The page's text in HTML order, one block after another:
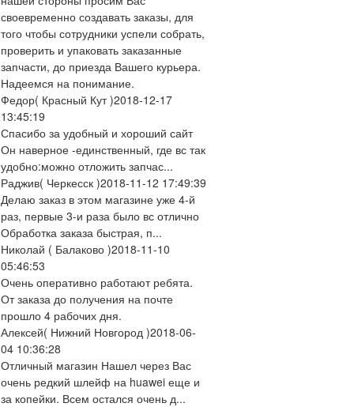
своевременно создавать заказы, для
того чтобы сотрудники успели собрать,
проверить и упаковать заказанные
запчасти, до приезда Вашего курьера.
Надеемся на понимание.
Федор( Красный Кут )2018-12-17
13:45:19
Спасибо за удобный и хороший сайт
Он наверное -единственный, где вс так
удобно:можно отложить запчас...
Раджив( Черкесск )2018-11-12 17:49:39
Делаю заказ в этом магазине уже 4-й
раз, первые 3-и раза было вс отлично
Обработка заказа быстрая, п...
Николай ( Балаково )2018-11-10
05:46:53
Очень оперативно работают ребята.
От заказа до получения на почте
прошло 4 рабочих дня.
Алексей( Нижний Новгород )2018-06-
04 10:36:28
Отличный магазин Нашел через Вас
очень редкий шлейф на huawei еще и
за копейки. Всем остался очень д...